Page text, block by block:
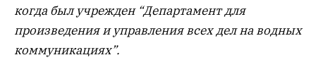
когда был учрежден “Департамент для
произведения и управления всех дел на водных
коммуникациях”.